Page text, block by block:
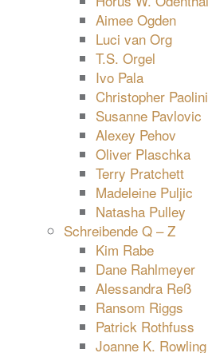
Aimee Ogden
Luci van Org
T.S. Orgel
Ivo Pala
Christopher Paolini
Susanne Pavlovic
Alexey Pehov
Oliver Plaschka
Terry Pratchett
Madeleine Puljic
Natasha Pulley
Schreibende Q – Z
Kim Rabe
Dane Rahlmeyer
Alessandra Reß
Ransom Riggs
Patrick Rothfuss
Joanne K. Rowling